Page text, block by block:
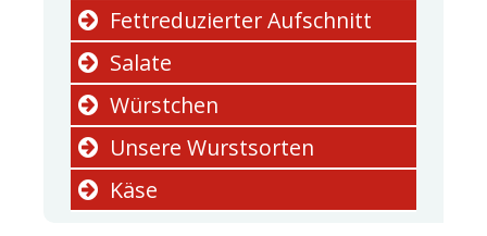
Fettreduzierter Aufschnitt
Salate
Würstchen
Unsere Wurstsorten
Käse